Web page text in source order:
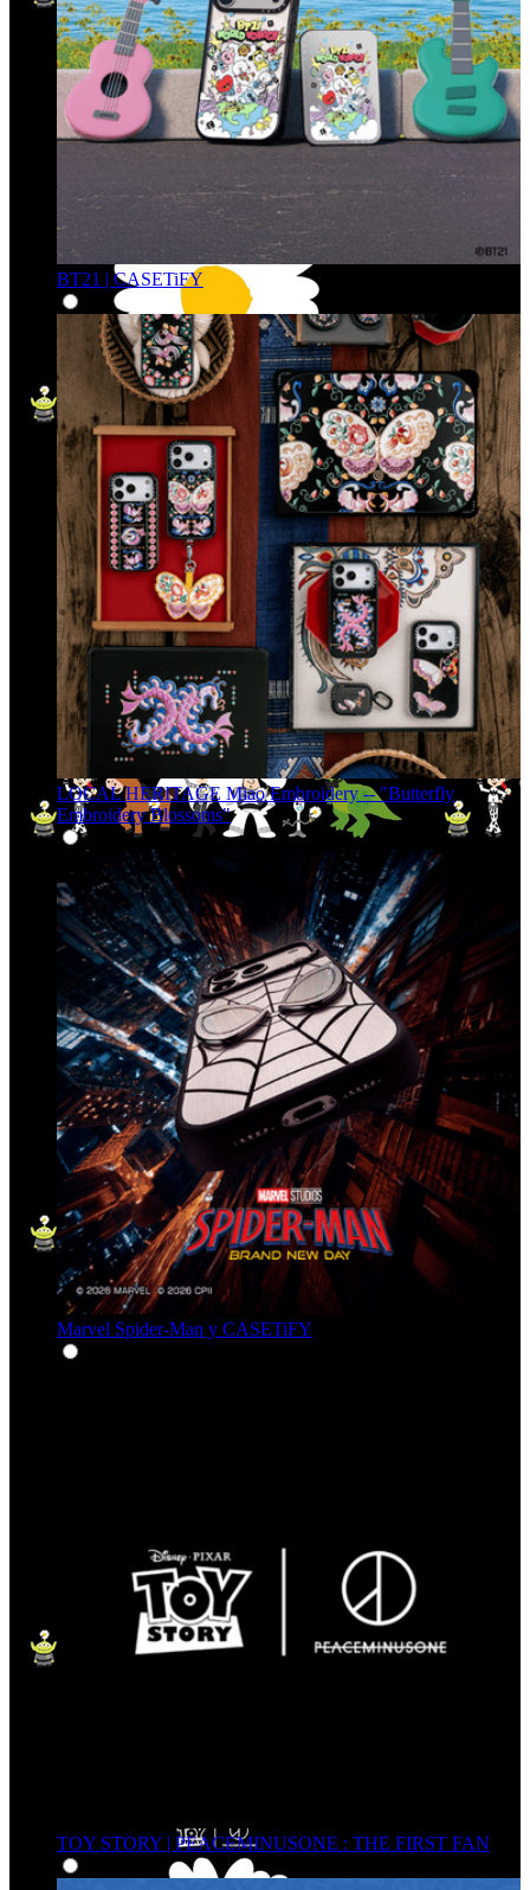
BT21 | CASETiFY
LOCAL HERITAGE Miao Embroidery -- "Butterfly
Embroidery Blossoms"
Marvel Spider-Man y CASETiFY
TOY STORY | PEACEMINUSONE : THE FIRST FAN